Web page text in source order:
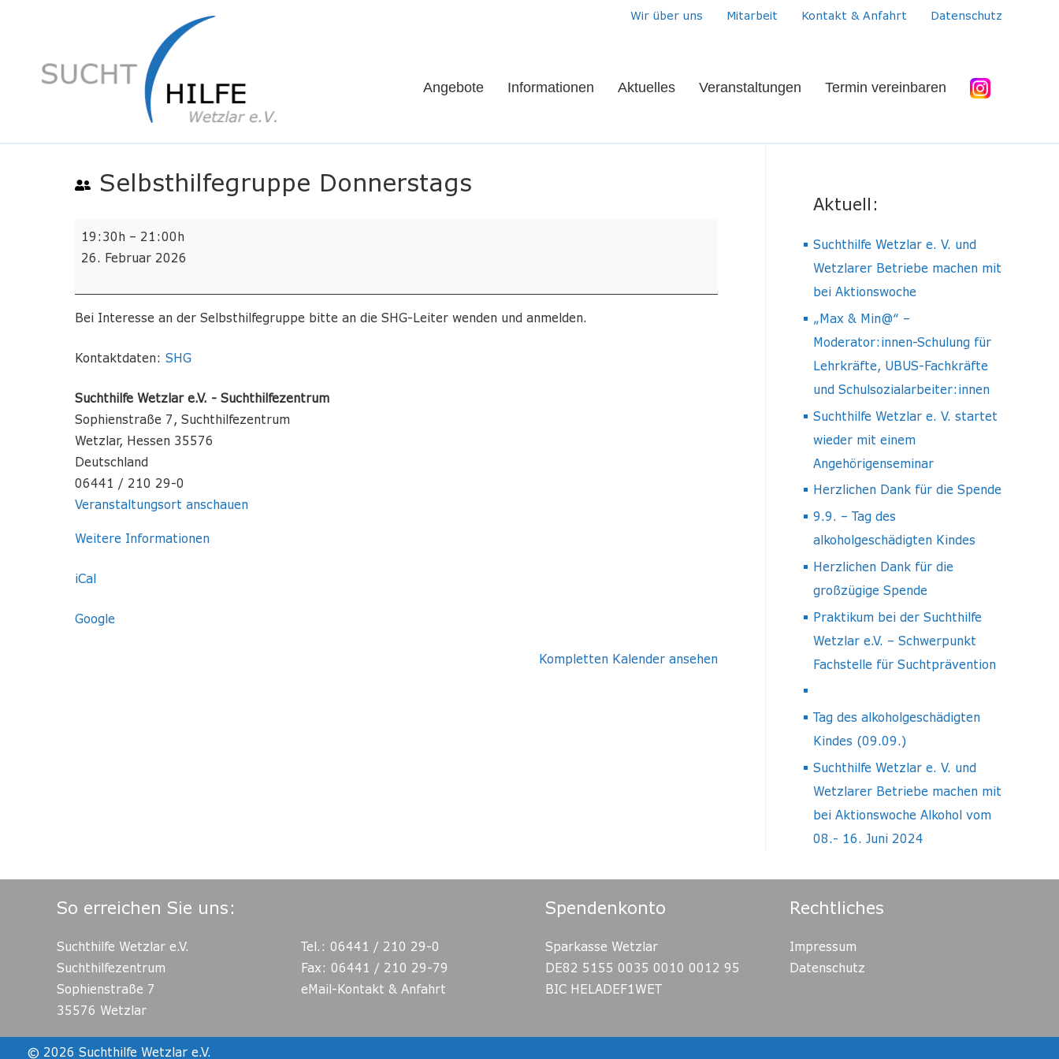
Wir über uns Mitarbeit Kontakt & Anfahrt Datenschutz
Angebote Informationen Aktuelles Veranstaltungen Termin vereinbaren
Selbsthilfegruppe Donnerstags
Selbsthilfegruppe
Donnerstags
19:30h – 21:00h
26. Februar 2026
Bei Interesse an der Selbsthilfegruppe bitte an die SHG-Leiter wenden und anmelden.
Kontaktdaten: SHG
Suchthilfe Wetzlar e.V. - Suchthilfezentrum
Sophienstraße 7
Suchthilfezentrum
Wetzlar, Hessen 35576
Deutschland
06441 / 210 29-0
Veranstaltungsort anschauen
Weitere Informationen
iCal
Google
Kompletten Kalender ansehen
Aktuell:
Suchthilfe Wetzlar e. V. und
Wetzlarer Betriebe machen mit
bei Aktionswoche
„Max & Min@“ –
Moderator:innen-Schulung für
Lehrkräfte, UBUS-Fachkräfte
und Schulsozialarbeiter:innen
Suchthilfe Wetzlar e. V. startet
wieder mit einem
Angehörigenseminar
Herzlichen Dank für die Spende
9.9. – Tag des
alkoholgeschädigten Kindes
Herzlichen Dank für die
großzügige Spende
Praktikum bei der Suchthilfe
Wetzlar e.V. – Schwerpunkt
Fachstelle für Suchtprävention
Tag des alkoholgeschädigten
Kindes (09.09.)
Suchthilfe Wetzlar e. V. und
Wetzlarer Betriebe machen mit
bei Aktionswoche Alkohol vom
08.- 16. Juni 2024
So erreichen Sie uns:
Suchthilfe Wetzlar e.V.
Suchthilfezentrum
Sophienstraße 7
35576 Wetzlar
Tel.: 06441 / 210 29-0
Fax: 06441 / 210 29-79
eMail-Kontakt & Anfahrt
Spendenkonto
Sparkasse Wetzlar
DE82 5155 0035 0010 0012 95
BIC HELADEF1WET
Rechtliches
Impressum
Datenschutz
© 2026 Suchthilfe Wetzlar e.V.